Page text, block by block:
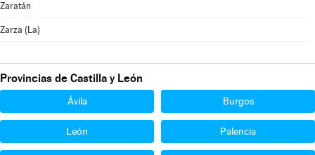
Zaratán
Zarza (La)
Provincias de Castilla y León
Ávila Burgos
León Palencia